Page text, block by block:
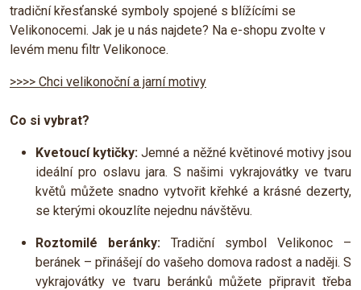
tradiční křesťanské symboly spojené s blížícími se
Velikonocemi. Jak je u nás najdete? Na e-shopu zvolte v
levém menu filtr Velikonoce.
>>>> Chci velikonoční a jarní motivy
Co si vybrat?
Kvetoucí kytičky: Jemné a něžné květinové motivy jsou
ideální pro oslavu jara. S našimi vykrajovátky ve tvaru
květů můžete snadno vytvořit křehké a krásné dezerty,
se kterými okouzlíte nejednu návštěvu.
Roztomilé beránky: Tradiční symbol Velikonoc –
beránek – přinášejí do vašeho domova radost a naději. S
vykrajovátky ve tvaru beránků můžete připravit třeba